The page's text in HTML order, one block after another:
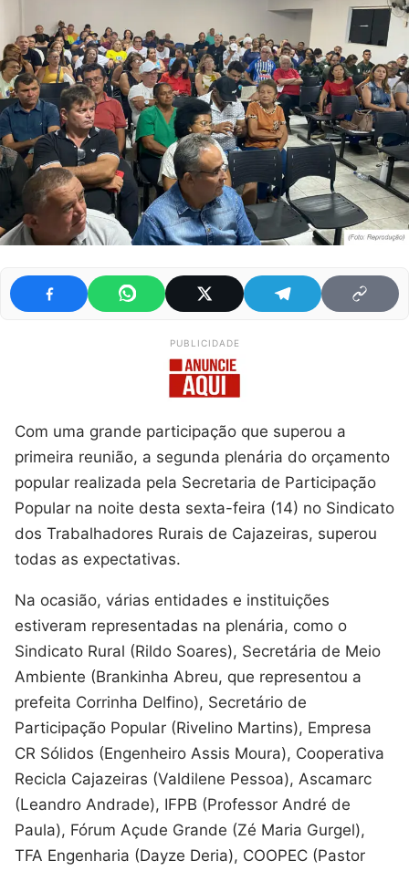
PUBLICIDADE
Com uma grande participação que superou a
primeira reunião, a segunda plenária do orçamento
popular realizada pela Secretaria de Participação
Popular na noite desta sexta-feira (14) no Sindicato
dos Trabalhadores Rurais de Cajazeiras, superou
todas as expectativas.
Na ocasião, várias entidades e instituições
estiveram representadas na plenária, como o
Sindicato Rural (Rildo Soares), Secretária de Meio
Ambiente (Brankinha Abreu, que representou a
prefeita Corrinha Delfino), Secretário de
Participação Popular (Rivelino Martins), Empresa
CR Sólidos (Engenheiro Assis Moura), Cooperativa
Recicla Cajazeiras (Valdilene Pessoa), Ascamarc
(Leandro Andrade), IFPB (Professor André de
Paula), Fórum Açude Grande (Zé Maria Gurgel),
TFA Engenharia (Dayze Deria), COOPEC (Pastor